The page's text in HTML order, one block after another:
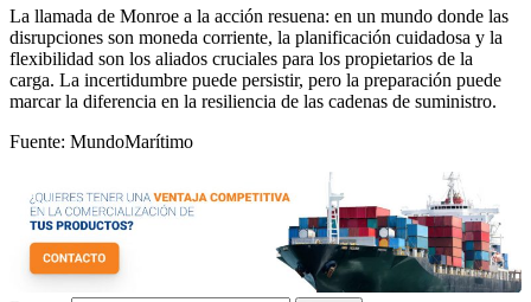
La llamada de Monroe a la acción resuena: en un mundo donde las
disrupciones son moneda corriente, la planificación cuidadosa y la
flexibilidad son los aliados cruciales para los propietarios de la
carga. La incertidumbre puede persistir, pero la preparación puede
marcar la diferencia en la resiliencia de las cadenas de suministro.
Fuente: MundoMarítimo